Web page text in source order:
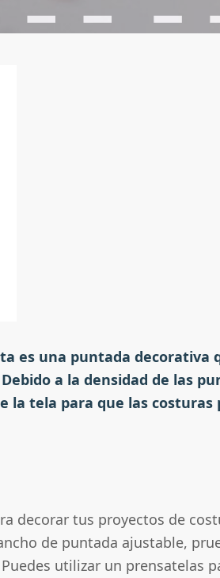
es una puntada decorativa
a la densidad de las
la tela para que las
decorar tus proyectos de
de puntada ajustable,
utilizar un prensatelas